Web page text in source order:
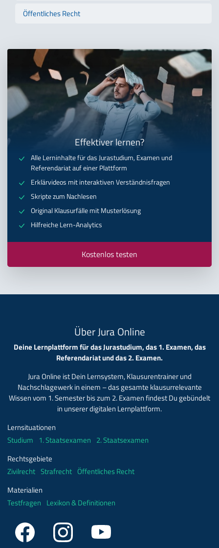
Öffentliches Recht
Effektiver lernen?
Alle Lerninhalte für das Jurastudium, Examen und
Referendariat auf einer Plattform
Erklärvideos mit interaktiven Verständnisfragen
Skripte zum Nachlesen
Original Klausurfälle mit Musterlösung
Hilfreiche Lern-Analytics
Kostenlos testen
Über Jura Online
Deine Lernplattform für das Jurastudium, das 1. Examen, das
Referendariat und das 2. Examen.
Jura Online ist Dein Lernsystem, Klausurentrainer und
Nachschlagewerk in einem – das gesamte klausurrelevante
Wissen vom 1. Semester bis zum 2. Examen findest Du gebündelt
in unserer digitalen Lernplattform.
Lernsituationen
Studium 1. Staatsexamen 2. Staatsexamen
Rechtsgebiete
Zivilrecht Strafrecht Öffentliches Recht
Materialien
Testfragen Lexikon & Definitionen